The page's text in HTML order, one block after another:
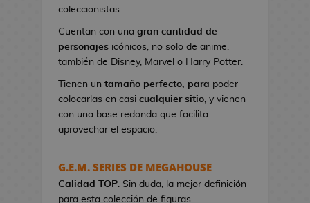
d
e
V
o
e
g
o
coleccionistas.
Cuentan con una gran cantidad de
personajes icónicos, no solo de anime,
también de Disney, Marvel o Harry Potter.
Tienen un tamaño perfecto, para poder
colocarlas en casi cualquier sitio, y vienen
con una base redonda que facilita
aprovechar el espacio.
G.E.M. SERIES DE MEGAHOUSE
Calidad TOP. Sin duda, la mejor definición
para esta colección de figuras.